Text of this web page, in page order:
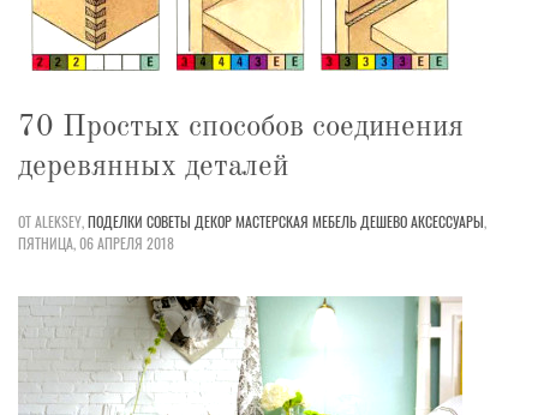
70 Простых способов соединения
деревянных деталей
ОТ ALEKSEY,ПОДЕЛКИ СОВЕТЫ ДЕКОРМАСТЕРСКАЯ МЕБЕЛЬ ДЕШЕВОАКСЕССУАРЫ,
ПЯТНИЦА, 06 АПРЕЛЯ 2018